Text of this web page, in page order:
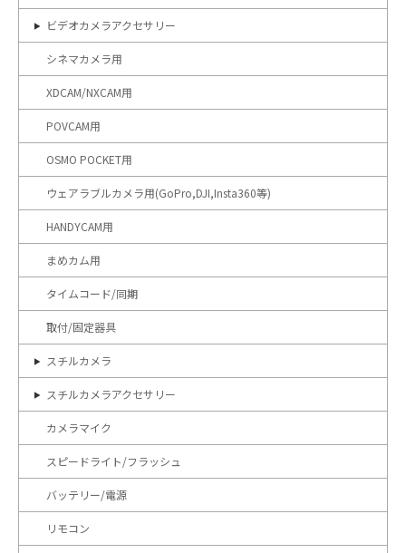
ビデオカメラアクセサリー
シネマカメラ用
XDCAM/NXCAM用
POVCAM用
OSMO POCKET用
ウェアラブルカメラ用(GoPro,DJI,Insta360等)
HANDYCAM用
まめカム用
タイムコード/同期
取付/固定器具
スチルカメラ
スチルカメラアクセサリー
カメラマイク
スピードライト/フラッシュ
バッテリー/電源
リモコン